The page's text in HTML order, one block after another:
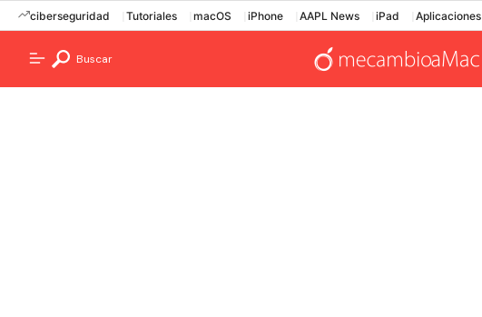
ciberseguridad Tutoriales macOS iPhone AAPL News iPad Aplicaciones
Buscar